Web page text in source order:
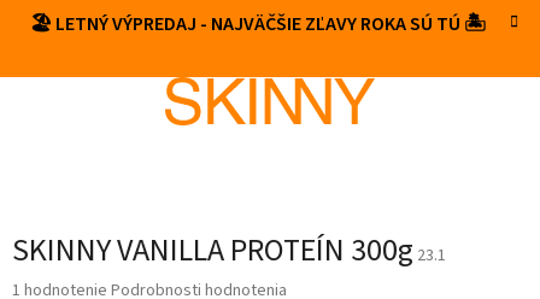
Prejsť
🏖️ LETNÝ VÝPREDAJ - NAJVÄČŠIE ZĽAVY ROKA SÚ TÚ 🏝️
SKINNY VANILLA PROTEÍN 300g 23.1
Priemerné
1 hodnotenie Podrobnosti hodnotenia